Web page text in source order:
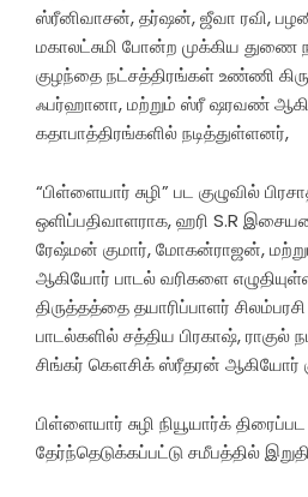
ஸ்ரீனிவாசன், தர்ஷன், ஜீவா ரவி,
மகாலட்சுமி போன்ற முக்கிய துணை
குழந்தை நட்சத்திரங்கள் உண்ணி
ஃபர்ஹானா, மற்றும் ஸ்ரீ ஷரவண்
கதாபாத்திரங்களில் நடித்துள்ளனர்,
“பிள்ளையார் சுழி” பட குழுவில்
ஒளிப்பதிவாளராக, ஹரி S.R
ரேஷ்மன் குமார், மோகன்ராஜன்,
ஆகியோர் பாடல் வரிகளை
திருத்தத்தை தயாரிப்பாளர்
பாடல்களில் சத்திய பிரகாஷ், ராகுல்
சிங்கர் கௌசிக் ஸ்ரீதரன் ஆகியோர்
பிள்ளையார் சுழி நியூயார்க்
தேர்ந்தெடுக்கப்பட்டு சமீபத்தில்